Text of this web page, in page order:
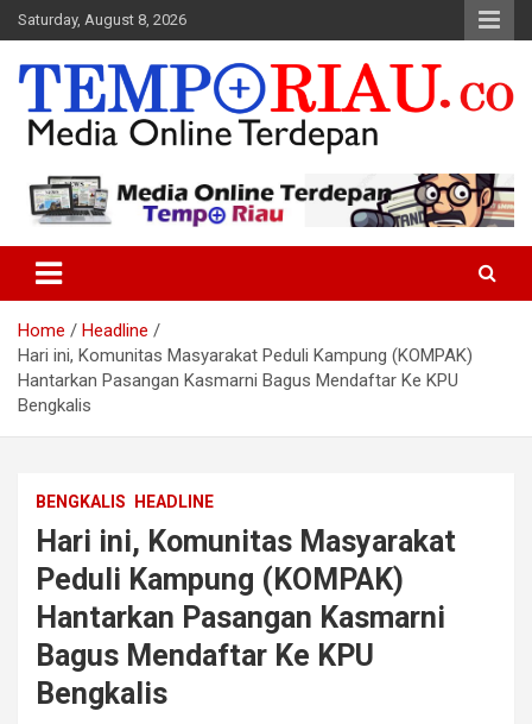
Skip
to
content
Saturday, August 8, 2026
Tempo Riau
Home
Headline
Hari ini, Komunitas Masyarakat Peduli Kampung (KOMPAK)
Hantarkan Pasangan Kasmarni Bagus Mendaftar Ke KPU
Bengkalis
BENGKALIS HEADLINE
Hari ini, Komunitas Masyarakat
Peduli Kampung (KOMPAK)
Hantarkan Pasangan Kasmarni
Bagus Mendaftar Ke KPU
Bengkalis